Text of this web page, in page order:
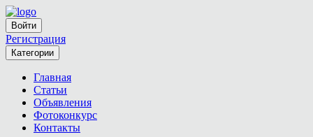
Войти
Регистрация
Категории
Главная
Статьи
Объявления
Фотоконкурс
Контакты